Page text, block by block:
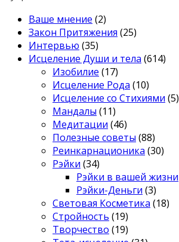
Ваше мнение (2)
Закон Притяжения (25)
Интервью (35)
Исцеление Души и тела (614)
Изобилие (17)
Исцеление Рода (10)
Исцеление со Стихиями (5)
Мандалы (11)
Медитации (46)
Полезные советы (88)
Реинкарнационика (30)
Рэйки (34)
Рэйки в вашей жизни
Рэйки-Деньги (3)
Световая Косметика (18)
Стройность (19)
Творчество (19)